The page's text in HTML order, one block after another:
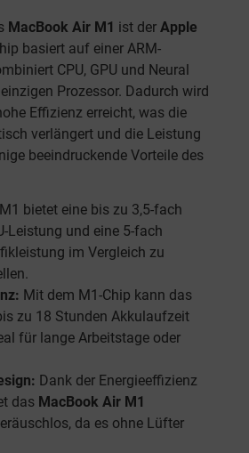
MacBook Air M1 ist der Apple
basiert auf einer ARM-
CPU, GPU und Neural
Prozessor. Dadurch wird
Effizienz erreicht, was die
verlängert und die Leistung
beeindruckende Vorteile des
bietet eine bis zu 3,5-fach
Leistung und eine 5-fach
im Vergleich zu
Mit dem M1-Chip kann das
zu 18 Stunden Akkulaufzeit
für lange Arbeitstage oder
Dank der Energieeffizienz
das MacBook Air M1
da es ohne Lüfter